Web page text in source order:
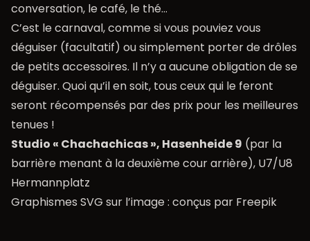
conversation, le café, le thé…
C’est le carnaval, comme si vous pouviez vous
déguiser (facultatif) ou simplement porter de drôles
de petits accessoires. Il n’y a aucune obligation de se
déguiser. Quoi qu’il en soit, tous ceux qui le feront
seront récompensés par des prix pour les meilleures
tenues !
Studio « Chachachicas », Hasenheide 9 (par la
barrière menant à la deuxième cour arrière), U7/U8
Hermannplatz
Graphismes SVG sur l’image : conçus par Freepik